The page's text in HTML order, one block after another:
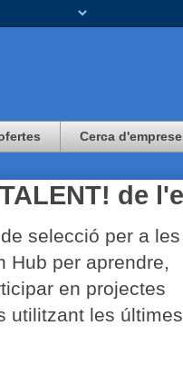
Cerca
de
selecció per a les
Hub per aprendre,
en projectes
utilitzant les últimes